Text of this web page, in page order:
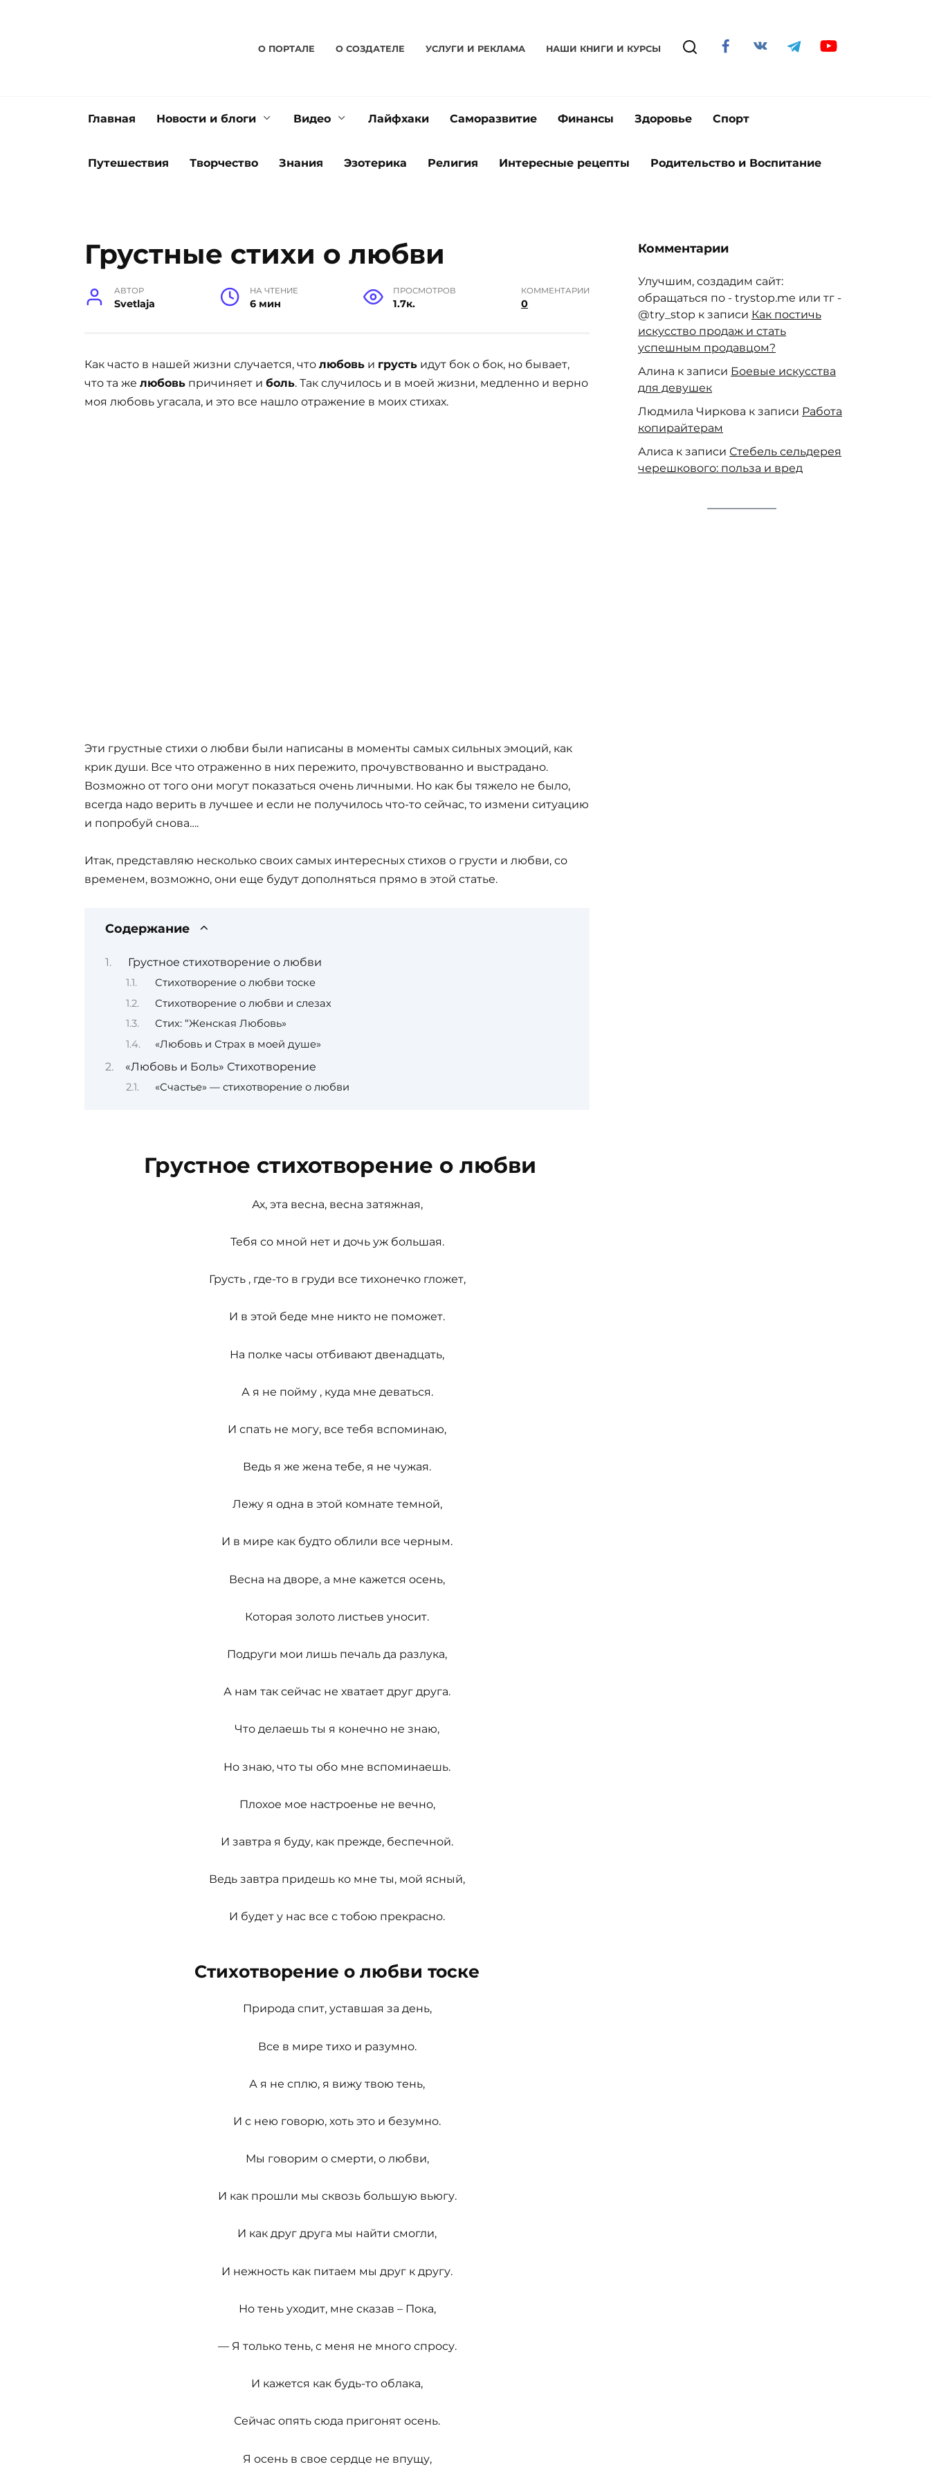
О ПОРТАЛЕ О CОЗДАТЕЛЕ УСЛУГИ И РЕКЛАМА НАШИ КНИГИ И КУРСЫ
Главная Новости и блоги Видео Лайфхаки Саморазвитие Финансы Здоровье Спорт
Путешествия Творчество Знания Эзотерика Религия Интересные рецепты Родительство и Воспитание
Грустные стихи о любви
АВТОР
Svetlaja
НА ЧТЕНИЕ
6 мин
ПРОСМОТРОВ
1.7к.
КОММЕНТАРИИ
0
Как часто в нашей жизни случается, что любовь и грусть идут бок о бок, но бывает,
что та же любовь причиняет и боль. Так случилось и в моей жизни, медленно и верно
моя любовь угасала, и это все нашло отражение в моих стихах.
Эти грустные стихи о любви были написаны в моменты самых сильных эмоций, как
крик души. Все что отраженно в них пережито, прочувствованно и выстрадано.
Возможно от того они могут показаться очень личными. Но как бы тяжело не было,
всегда надо верить в лучшее и если не получилось что-то сейчас, то измени ситуацию
и попробуй снова….
Итак, представляю несколько своих самых интересных стихов о грусти и любви, со
временем, возможно, они еще будут дополняться прямо в этой статье.
Содержание
Грустное стихотворение о любви
Стихотворение о любви тоске
Стихотворение о любви и слезах
Стих: “Женская Любовь»
«Любовь и Страх в моей душе»
«Любовь и Боль» Стихотворение
«Счастье» — стихотворение о любви
Грустное стихотворение о любви
Ах, эта весна, весна затяжная,
Тебя со мной нет и дочь уж большая.
Грусть , где-то в груди все тихонечко гложет,
И в этой беде мне никто не поможет.
На полке часы отбивают двенадцать,
А я не пойму , куда мне деваться.
И спать не могу, все тебя вспоминаю,
Ведь я же жена тебе, я не чужая.
Лежу я одна в этой комнате темной,
И в мире как будто облили все черным.
Весна на дворе, а мне кажется осень,
Которая золото листьев уносит.
Подруги мои лишь печаль да разлука,
А нам так сейчас не хватает друг друга.
Что делаешь ты я конечно не знаю,
Но знаю, что ты обо мне вспоминаешь.
Плохое мое настроенье не вечно,
И завтра я буду, как прежде, беспечной.
Ведь завтра придешь ко мне ты, мой ясный,
И будет у нас все с тобою прекрасно.
Стихотворение о любви тоске
Природа спит, уставшая за день,
Все в мире тихо и разумно.
А я не сплю, я вижу твою тень,
И с нею говорю, хоть это и безумно.
Мы говорим о смерти, о любви,
И как прошли мы сквозь большую вьюгу.
И как друг друга мы найти смогли,
И нежность как питаем мы друг к другу.
Но тень уходит, мне сказав – Пока,
— Я только тень, с меня не много спросу.
И кажется как будь-то облака,
Сейчас опять сюда пригонят осень.
Я осень в свое сердце не впущу,
Комментарии
Улучшим, создадим сайт:
обращаться по - trystop.me или тг -
@try_stop к записи Как постичь
искусство продаж и стать
успешным продавцом?
Алина к записи Боевые искусства
для девушек
Людмила Чиркова к записи Работа
копирайтерам
Алиса к записи Стебель сельдерея
черешкового: польза и вред